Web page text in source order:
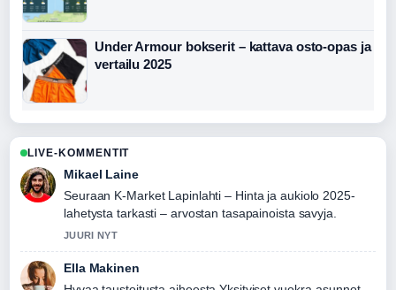
Under Armour bokserit – kattava osto-opas ja
vertailu 2025
LIVE-KOMMENTIT
Mikael Laine
Seuraan K-Market Lapinlahti – Hinta ja aukiolo 2025-
lahetysta tarkasti – arvostan tasapainoista savyja.
JUURI NYT
Ella Makinen